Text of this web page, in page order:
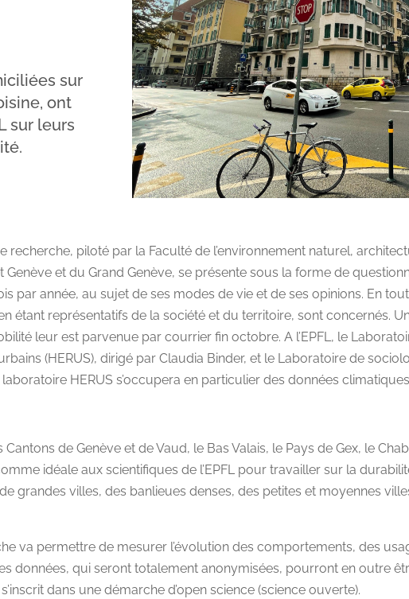
sur
ont
sur leurs
piloté par la Faculté de l’environnement naturel,
et du Grand Genève, se présente sous la forme de
par année, au sujet de ses modes de vie et de ses opinions. En
étant représentatifs de la société et du territoire, sont concernés.
leur est parvenue par courrier fin octobre. A l’EPFL, le
(HERUS), dirigé par Claudia Binder, et le Laboratoire de
HERUS s’occupera en particulier des données
de Genève et de Vaud, le Bas Valais, le Pays de Gex, le
idéale aux scientifiques de l’EPFL pour travailler sur la
grandes villes, des banlieues denses, des petites et moyennes
va permettre de mesurer l’évolution des comportements, des
données, qui seront totalement anonymisées, pourront en outre
dans une démarche d’open science (science ouverte).